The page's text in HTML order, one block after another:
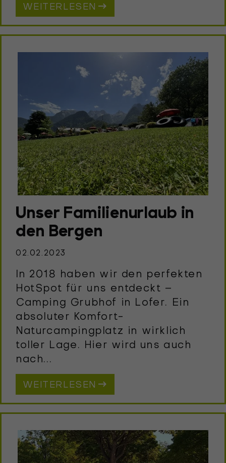
WEITERLESEN
Unser Familienurlaub in
den Bergen
02.02.2023
In 2018 haben wir den perfekten
HotSpot für uns entdeckt –
Camping Grubhof in Lofer. Ein
absoluter Komfort-
Naturcampingplatz in wirklich
toller Lage. Hier wird uns auch
nach...
WEITERLESEN